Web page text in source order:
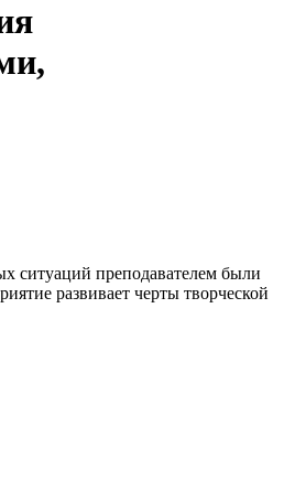
ситуаций преподавателем были
развивает черты творческой